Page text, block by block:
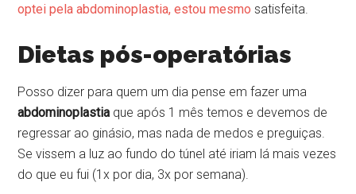
optei pela abdominoplastia, estou mesmo satisfeita.
Dietas pós-operatórias
Posso dizer para quem um dia pense em fazer uma
abdominoplastia que após 1 mês temos e devemos de
regressar ao ginásio, mas nada de medos e preguiças.
Se vissem a luz ao fundo do túnel até iriam lá mais vezes
do que eu fui (1x por dia, 3x por semana).